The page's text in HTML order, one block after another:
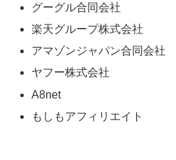
グーグル合同会社
楽天グループ株式会社
アマゾンジャパン合同会社
ヤフー株式会社
A8net
もしもアフィリエイト